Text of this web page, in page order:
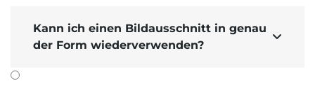
Kann ich einen Bildausschnitt in genau
der Form wiederverwenden?
